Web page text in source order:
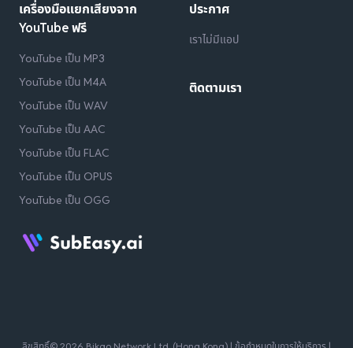
เครื่องมือแยกเสียงจาก
YouTube ฟรี
YouTube เป็น MP3
YouTube เป็น M4A
YouTube เป็น WAV
YouTube เป็น AAC
YouTube เป็น FLAC
YouTube เป็น OPUS
YouTube เป็น OGG
ประกาศ
เราไม่มีแอป
ติดตามเรา